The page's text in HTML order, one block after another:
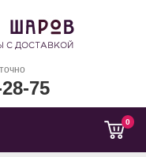
75
0